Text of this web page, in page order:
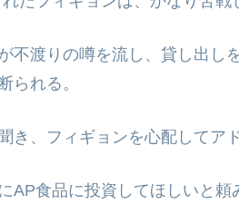
不渡りの噂を流し、貸し出し
られる。
き、フィギョンを心配してア
AP食品に投資してほしいと頼